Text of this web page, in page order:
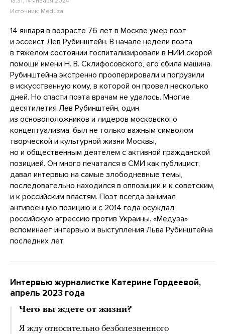
Источник: Meduza
14 января в возрасте 76 лет в Москве умер поэт
и эссеист Лев Рубинштейн. В начале недели поэта
в тяжелом состоянии госпитализировали в НИИ скорой
помощи имени Н. В. Склифосовского, его сбила машина.
Рубинштейна экстренно прооперировали и погрузили
в искусственную кому, в которой он провел несколько
дней. Но спасти поэта врачам не удалось. Многие
десятилетия Лев Рубинштейн, один
из основоположников и лидеров московского
концептуализма, был не только важным символом
творческой и культурной жизни Москвы,
но и общественным деятелем с активной гражданской
позицией. Он много печатался в СМИ как публицист,
давал интервью на самые злободневные темы,
последовательно находился в оппозиции и к советским,
и к российским властям. Поэт всегда занимал
антивоенную позицию и с 2014 года осуждал
российскую агрессию против Украины. «Медуза»
вспоминает интервью и выступления Льва Рубинштейна
последних лет.
Интервью журналистке Катерине Гордеевой,
апрель 2023 года
Чего вы ждете от жизни?
Я жду относительно безболезненного